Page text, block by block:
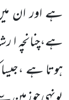
ہے اور ان
ہے،چنانچہ ا
ہوتا ہے